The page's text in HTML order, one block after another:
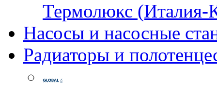
Термолюкс (Италия-
Насосы и насосные
Радиаторы и